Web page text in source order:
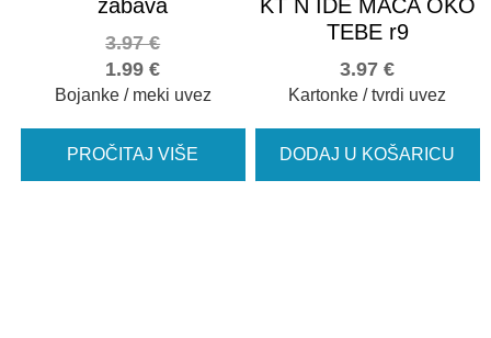
zabava
1.99€
3.97€
Bojanke / meki uvez
PROČITAJ VIŠE
KT N IDE MACA OKO
TEBE r9
3.97€
Kartonke / tvrdi uvez
DODAJ U KOŠARICU